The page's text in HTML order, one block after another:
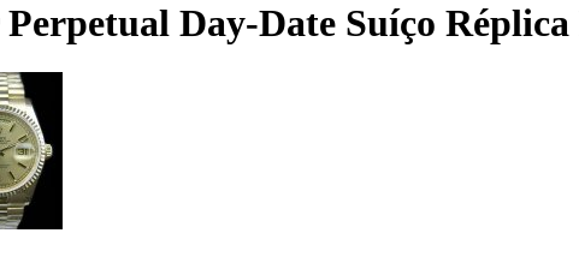
Day-Date Suíço Réplica